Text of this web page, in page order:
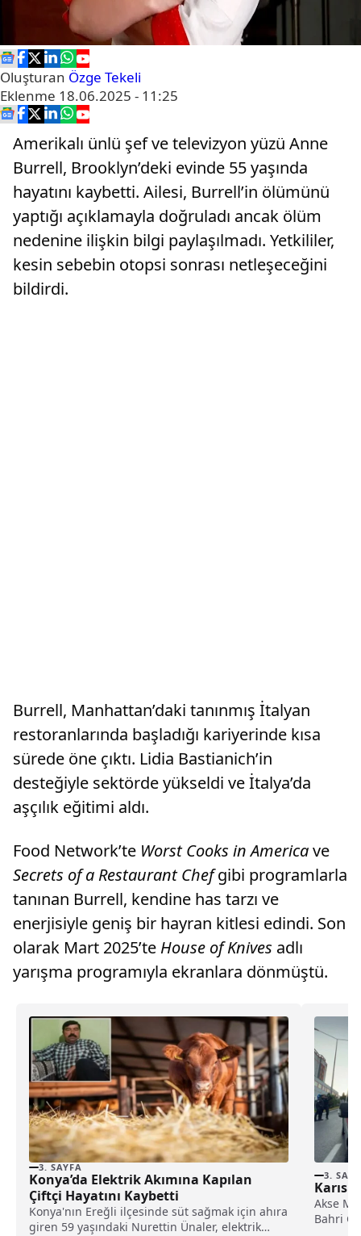
Oluşturan Özge Tekeli
Eklenme 18.06.2025 - 11:25
Amerikalı ünlü şef ve televizyon yüzü Anne
Burrell, Brooklyn’deki evinde 55 yaşında
hayatını kaybetti. Ailesi, Burrell’in ölümünü
yaptığı açıklamayla doğruladı ancak ölüm
nedenine ilişkin bilgi paylaşılmadı. Yetkililer,
kesin sebebin otopsi sonrası netleşeceğini
bildirdi.
Burrell, Manhattan’daki tanınmış İtalyan
restoranlarında başladığı kariyerinde kısa
sürede öne çıktı. Lidia Bastianich’in
desteğiyle sektörde yükseldi ve İtalya’da
aşçılık eğitimi aldı.
Food Network’te Worst Cooks in Americave
Secrets of a Restaurant Chefgibi programlarla
tanınan Burrell, kendine has tarzı ve
enerjisiyle geniş bir hayran kitlesi edindi. Son
olarak Mart 2025’te House of Knives adlı
yarışma programıyla ekranlara dönmüştü.
3. SAYFA
Konya’da Elektrik Akımına Kapılan
Çiftçi Hayatını Kaybetti
Konya'nın Ereğli ilçesinde süt sağmak için ahıra
giren 59 yaşındaki Nurettin Ünaler, elektrik
3.
Akse
Bahri